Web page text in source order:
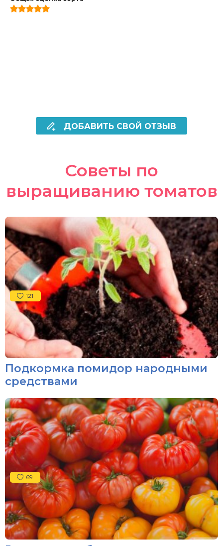
ДОБАВИТЬ СВОЙ ОТЗЫВ
Советы по
выращиванию томатов
121
Подкормка помидор народными
средствами
69